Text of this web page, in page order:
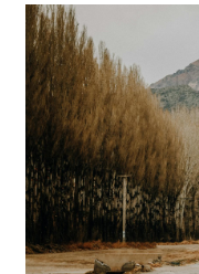
Vino del Mundo,
Capitals.
integrar
un referente
emprendedores